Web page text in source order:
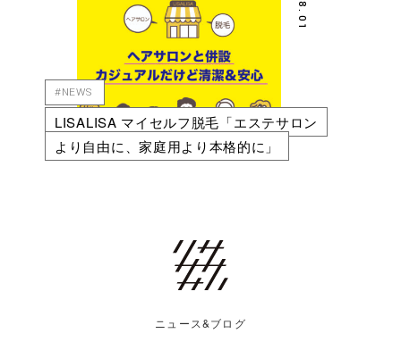
ニュース&ブログ
#NEWS
LISALISA マイセルフ脱毛「エステサロン
より自由に、家庭用より本格的に」